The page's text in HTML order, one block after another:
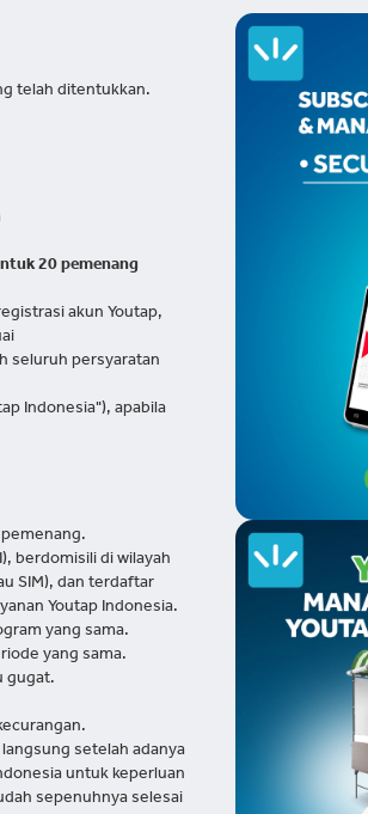
telah ditentukkan.
20 pemenang
akun Youtap,
seluruh persyaratan
Indonesia"), apabila
berdomisili di wilayah
SIM), dan terdaftar
Youtap Indonesia.
yang sama.
yang sama.
gugat.
setelah adanya
untuk keperluan
sepenuhnya selesai